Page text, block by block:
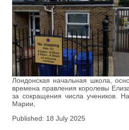
Лондонская начальная школа,
времена правления королевы
за сокращения числа учеников.
Марии,
Published: 18 July 2025